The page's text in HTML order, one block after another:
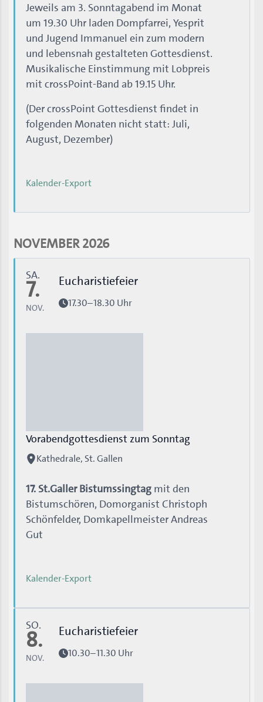
Jeweils am 3. Sonntagabend im Monat
um 19.30 Uhr laden Dompfarrei, Yesprit
und Jugend Immanuel ein zum modern
und lebensnah gestalteten Gottesdienst.
Musikalische Einstimmung mit Lobpreis
mit crossPoint-Band ab 19.15 Uhr.
(Der crossPoint Gottesdienst findet in
folgenden Monaten nicht statt: Juli,
August, Dezember)
Kalender-Export
NOVEMBER 2026
SA.
7.
NOV.
Eucharistiefeier
17.30–18.30 Uhr
Vorabendgottesdienst zum Sonntag
Kathedrale, St. Gallen
17. St.Galler Bistumssingtagmit den
Bistumschören, Domorganist Christoph
Schönfelder, Domkapellmeister Andreas
Gut
Kalender-Export
SO.
8.
NOV.
Eucharistiefeier
10.30–11.30 Uhr